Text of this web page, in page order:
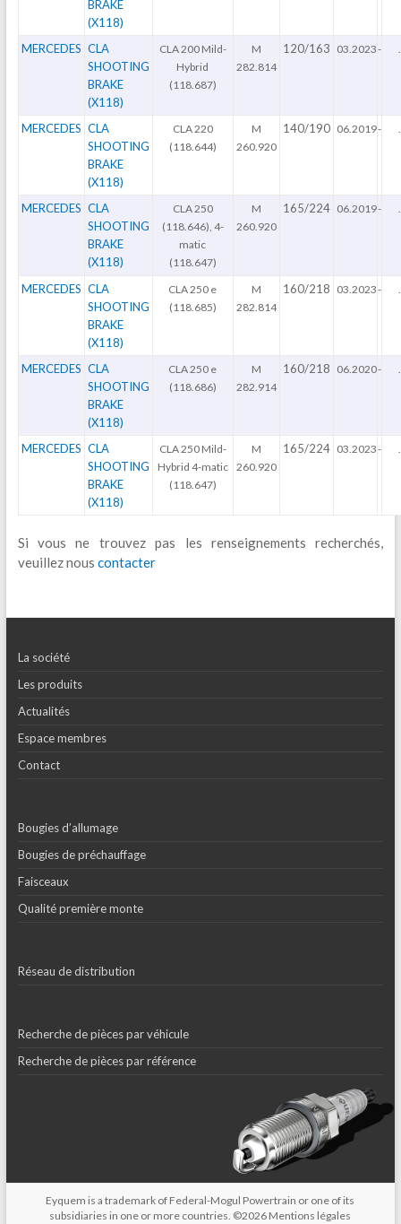
BRAKE
(X118)
MERCEDES CLA
SHOOTING
BRAKE
(X118)
CLA 200 Mild-
Hybrid
(118.687)
M
282.814
120/163 03.2023-
MERCEDES CLA
SHOOTING
BRAKE
(X118)
CLA 220
(118.644)
M
260.920
140/190 06.2019-
MERCEDES CLA
SHOOTING
BRAKE
(X118)
CLA 250
(118.646), 4-
matic
(118.647)
M
260.920
165/224 06.2019-
MERCEDES CLA
SHOOTING
BRAKE
(X118)
CLA 250 e
(118.685)
M
282.814
160/218 03.2023-
MERCEDES CLA
SHOOTING
BRAKE
(X118)
CLA 250 e
(118.686)
M
282.914
160/218 06.2020-
MERCEDES CLA
SHOOTING
BRAKE
(X118)
CLA 250 Mild-
Hybrid 4-matic
(118.647)
M
260.920
165/224 03.2023-
Si vous ne trouvez pas les renseignements recherchés,
veuillez nous contacter
La société
Les produits
Actualités
Espace membres
Contact
Bougies d’allumage
Bougies de préchauffage
Faisceaux
Qualité première monte
Réseau de distribution
Recherche de pièces par véhicule
Recherche de pièces par référence
Eyquem is a trademark of Federal-Mogul Powertrain or one of its
subsidiaries in one or more countries. ©2026 Mentions légales